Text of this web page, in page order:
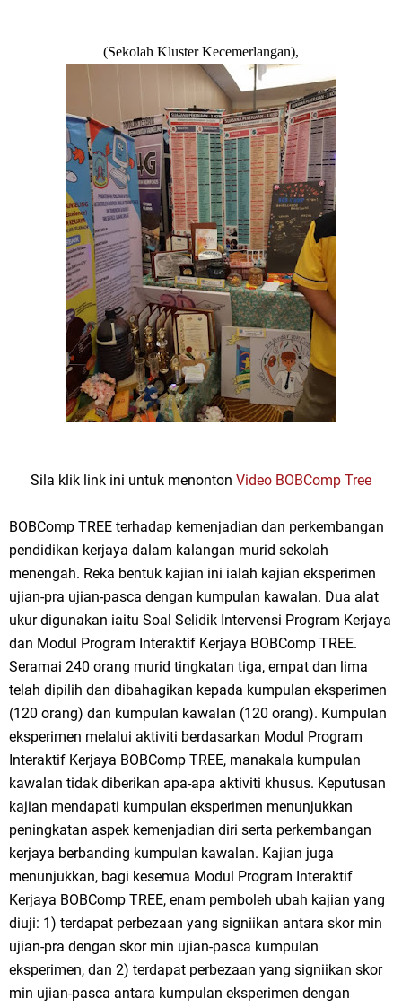
(Sekolah Kluster Kecemerlangan),
Sila klik link ini untuk menonton Video BOBComp Tree
BOBComp TREE terhadap kemenjadian dan perkembangan
pendidikan kerjaya dalam kalangan murid sekolah
menengah. Reka bentuk kajian ini ialah kajian eksperimen
ujian-pra ujian-pasca dengan kumpulan kawalan. Dua alat
ukur digunakan iaitu Soal Selidik Intervensi Program Kerjaya
dan Modul Program Interaktif Kerjaya BOBComp TREE.
Seramai 240 orang murid tingkatan tiga, empat dan lima
telah dipilih dan dibahagikan kepada kumpulan eksperimen
(120 orang) dan kumpulan kawalan (120 orang). Kumpulan
eksperimen melalui aktiviti berdasarkan Modul Program
Interaktif Kerjaya BOBComp TREE, manakala kumpulan
kawalan tidak diberikan apa-apa aktiviti khusus. Keputusan
kajian mendapati kumpulan eksperimen menunjukkan
peningkatan aspek kemenjadian diri serta perkembangan
kerjaya berbanding kumpulan kawalan. Kajian juga
menunjukkan, bagi kesemua Modul Program Interaktif
Kerjaya BOBComp TREE, enam pemboleh ubah kajian yang
diuji: 1) terdapat perbezaan yang signiikan antara skor min
ujian-pra dengan skor min ujian-pasca kumpulan
eksperimen, dan 2) terdapat perbezaan yang signiikan skor
min ujian-pasca antara kumpulan eksperimen dengan